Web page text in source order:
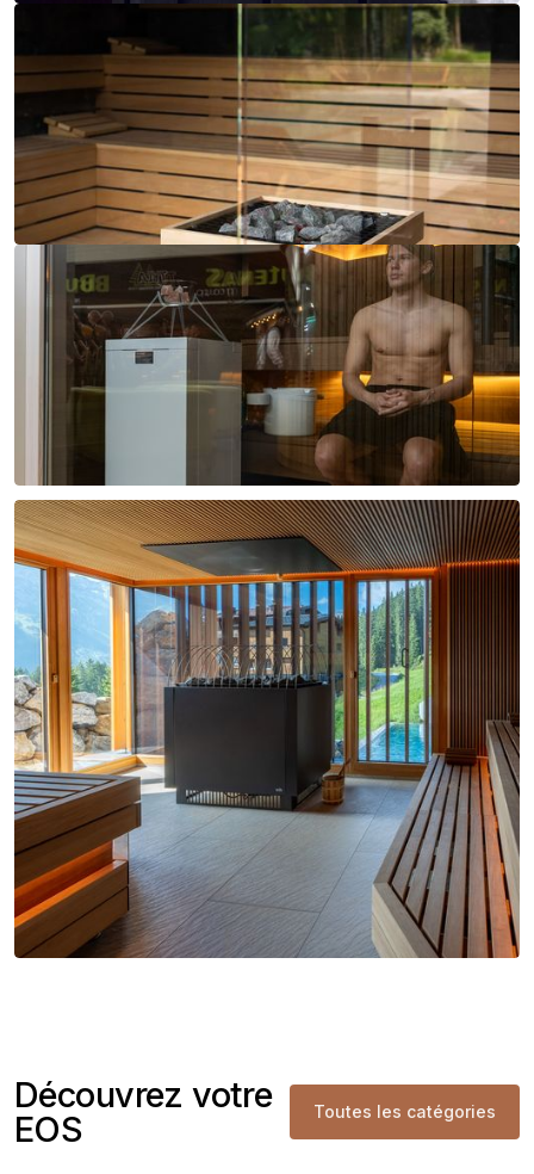
Désormais disponible : la
nouvelle unité de commande
de sauna EOS U-Command !
EOS Black Rock
Désormais disponible : EOS
Mythos S35, Cubo 2
Découvrez votre
EOS
Toutes les catégories